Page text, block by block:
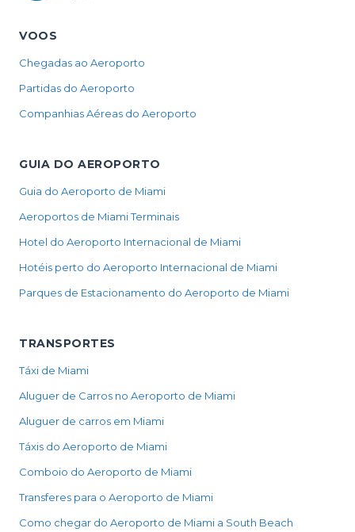
VOOS
Chegadas ao Aeroporto
Partidas do Aeroporto
Companhias Aéreas do Aeroporto
GUIA DO AEROPORTO
Guia do Aeroporto de Miami
Aeroportos de Miami Terminais
Hotel do Aeroporto Internacional de Miami
Hotéis perto do Aeroporto Internacional de Miami
Parques de Estacionamento do Aeroporto de Miami
TRANSPORTES
Táxi de Miami
Aluguer de Carros no Aeroporto de Miami
Aluguer de carros em Miami
Táxis do Aeroporto de Miami
Comboio do Aeroporto de Miami
Transferes para o Aeroporto de Miami
Como chegar do Aeroporto de Miami a South Beach